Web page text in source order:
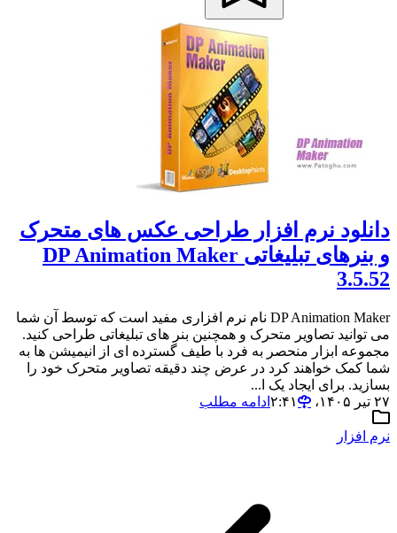
دانلود نرم افزار طراحی عکس های متحرک
و بنرهای تبلیغاتی DP Animation Maker
3.5.52
DP Animation Maker نام نرم افزاری مفید است که توسط آن شما
می توانید تصاویر متحرک و همچنین بنر های تبلیغاتی طراحی کنید.
مجموعه ابزار منحصر به فرد با طیف گسترده ای از انیمیشن ها به
شما کمک خواهند کرد در عرض چند دقیقه تصاویر متحرک خود را
بسازید. برای ایجاد یک ا...
۲۷ تیر ۱۴۰۵،‏ ۲:۴۱
ادامه مطلب
نرم افزار